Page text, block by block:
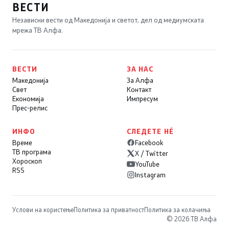
ВЕСТИ
Независни вести од Македонија и светот, дел од медиумската
мрежа ТВ Алфа.
ВЕСТИ
Македонија
Свет
Економија
Прес-релис
ЗА НАС
За Алфа
Контакт
Импресум
ИНФО
Време
ТВ програма
Хороскоп
RSS
СЛЕДЕТЕ НÉ
Facebook
X / Twitter
YouTube
Instagram
Услови на користењеПолитика за приватностПолитика за колачиња
© 2026 ТВ Алфа